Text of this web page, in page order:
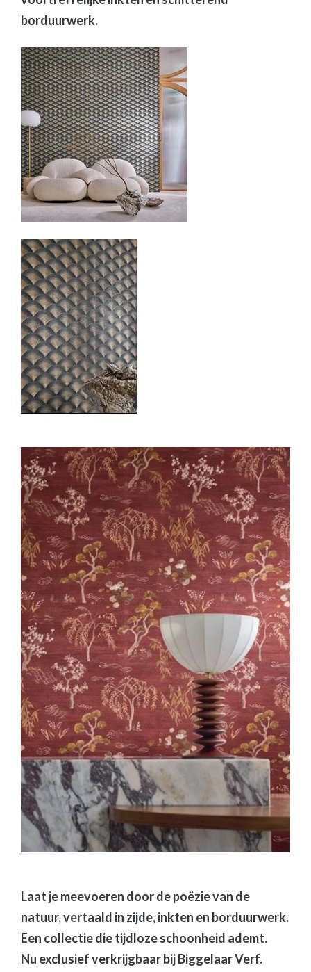
borduurwerk.
Laat je meevoeren door de poëzie van de
natuur, vertaald in zijde, inkten en borduurwerk.
Een collectie die tijdloze schoonheid ademt.
Nu exclusief verkrijgbaar bij Biggelaar Verf.